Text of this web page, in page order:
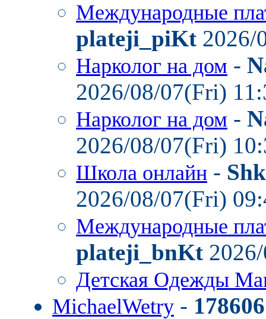
Международные
plateji_piKt 2026/
Нарколог на дом -
2026/08/07(Fri)
Нарколог на дом -
2026/08/07(Fri)
Школа онлайн -
2026/08/07(Fri)
Международные
plateji_bnKt
Детская Одежды
MichaelWetry -